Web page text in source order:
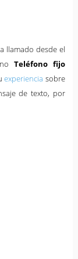
llamado desde el
Teléfono fijo
experiencia sobre
de texto, por